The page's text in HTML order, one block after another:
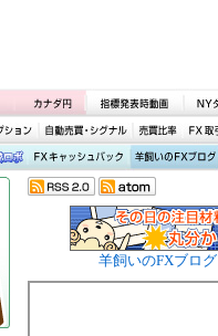
羊飼いのFXブログ